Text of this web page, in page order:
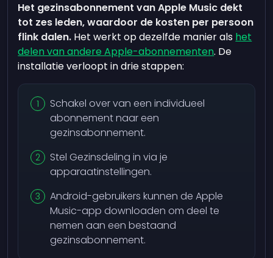
Het gezinsabonnement van Apple Music dekt
tot zes leden, waardoor de kosten per persoon
flink dalen. Het werkt op dezelfde manier als het
delen van andere Apple-abonnementen. De
installatie verloopt in drie stappen:
Schakel over van een individueel
abonnement naar een
gezinsabonnement.
Stel Gezinsdeling in via je
apparaatinstellingen.
Android-gebruikers kunnen de Apple
Music-app downloaden om deel te
nemen aan een bestaand
gezinsabonnement.